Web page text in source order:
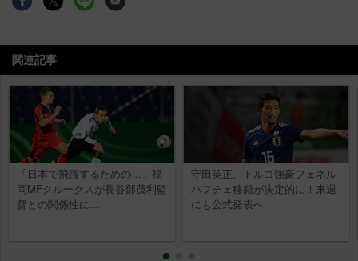
関連記事
「日本で飛躍するための…」福
岡MFクルークスが長谷部茂利監
督との関係性に…
守田英正、トルコ強豪フェネル
バフチェ移籍が決定的に！来週
にも公式発表へ